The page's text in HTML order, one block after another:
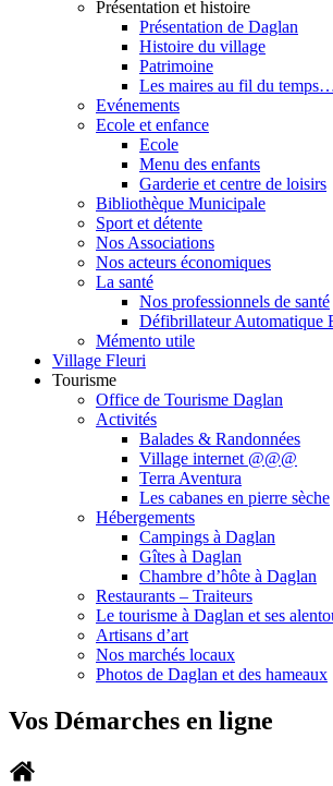
Présentation et histoire
Présentation de Daglan
Histoire du village
Patrimoine
Les maires au fil du
Evénements
Ecole et enfance
Ecole
Menu des enfants
Garderie et centre de loisirs
Bibliothèque Municipale
Sport et détente
Nos Associations
Nos acteurs économiques
La santé
Nos professionnels de santé
Défibrillateur Automatique
Mémento utile
Village Fleuri
Tourisme
Office de Tourisme Daglan
Activités
Balades & Randonnées
Village internet @@@
Terra Aventura
Les cabanes en pierre sèche
Hébergements
Campings à Daglan
Gîtes à Daglan
Chambre d’hôte à Daglan
Restaurants – Traiteurs
Le tourisme à Daglan et ses
Artisans d’art
Nos marchés locaux
Photos de Daglan et des hameaux
Vos Démarches en ligne